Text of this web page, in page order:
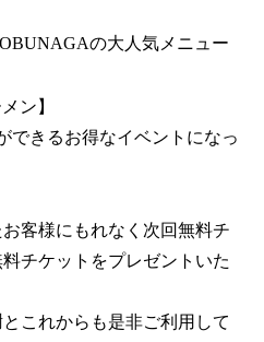
の大人気メニュー
ン】
できるお得なイベントになっ
客様にもれなく次回無料チ
チケットをプレゼントいた
これからも是非ご利用して